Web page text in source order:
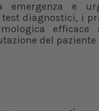
emergenza e
test diagnostici, i
efficace
del paziente